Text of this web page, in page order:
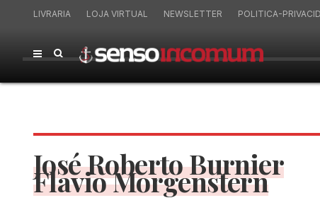
LIVRARIA LOJA VIRTUAL NEWSLETTER POLITICA-
José Roberto Burnier
Flavio Morgenstern